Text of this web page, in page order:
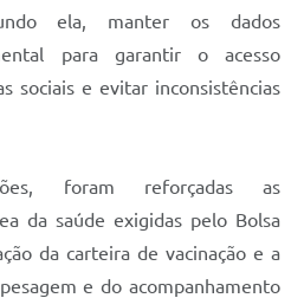
ela, manter os dados
para garantir o acesso
sociais e evitar inconsistências
foram reforçadas as
da saúde exigidas pelo Bolsa
da carteira de vacinação e a
e do acompanhamento